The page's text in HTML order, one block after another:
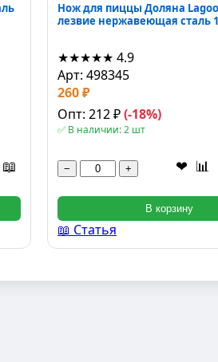
📖
Нож для пиццы Доляна
лезвие нержавеющая сталь
★★★★★ 4.9
Арт: 498345
260 ₽
Опт: 212 ₽(-18%)
✅ В наличии: 2 шт
− + ❤ 📊
В корзину
📖 Статья